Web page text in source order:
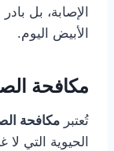
الإصابة، بل
الأبيض اليوم.
مكافحة
تُعتبر مكافحة
الحيوية التي